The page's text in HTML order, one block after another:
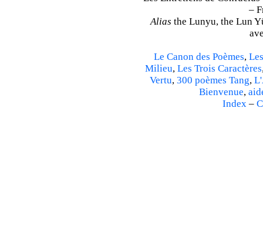
–
Alias the Lunyu, the Lun
Le Canon des Poèmes,
Milieu, Les Trois Caractères
Vertu, 300 poèmes Tang,
Bienvenue,
Index –